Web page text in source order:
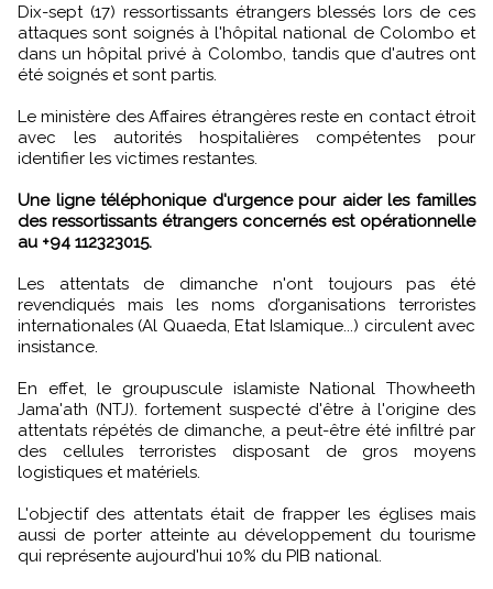
Dix-sept (17) ressortissants étrangers blessés lors de ces
attaques sont soignés à l'hôpital national de Colombo et
dans un hôpital privé à Colombo, tandis que d'autres ont
été soignés et sont partis.
Le ministère des Affaires étrangères reste en contact étroit
avec les autorités hospitalières compétentes pour
identifier les victimes restantes.
Une ligne téléphonique d'urgence pour aider les familles
des ressortissants étrangers concernés est opérationnelle
au +94 112323015.
Les attentats de dimanche n'ont toujours pas été
revendiqués mais les noms d’organisations terroristes
internationales (Al Quaeda, Etat Islamique...) circulent avec
insistance.
En effet, le groupuscule islamiste National Thowheeth
Jama'ath (NTJ). fortement suspecté d'être à l'origine des
attentats répétés de dimanche, a peut-être été infiltré par
des cellules terroristes disposant de gros moyens
logistiques et matériels.
L'objectif des attentats était de frapper les églises mais
aussi de porter atteinte au développement du tourisme
qui représente aujourd'hui 10% du PIB national.